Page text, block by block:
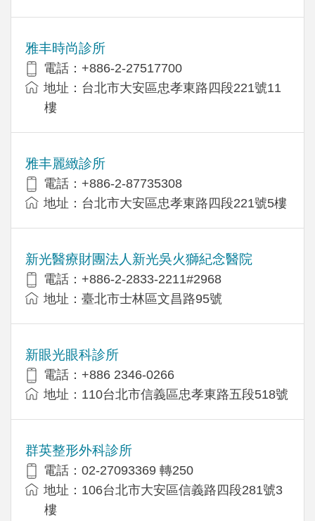
雅丰時尚診所
電話：+886-2-27517700
地址：台北市大安區忠孝東路四段221號11
樓
雅丰麗緻診所
電話：+886-2-87735308
地址：台北市大安區忠孝東路四段221號5樓
新光醫療財團法人新光吳火獅紀念醫院
電話：+886-2-2833-2211#2968
地址：臺北市士林區文昌路95號
新眼光眼科診所
電話：+886 2346-0266
地址：110台北市信義區忠孝東路五段518號
群英整形外科診所
電話：02-27093369 轉250
地址：106台北市大安區信義路四段281號3
樓